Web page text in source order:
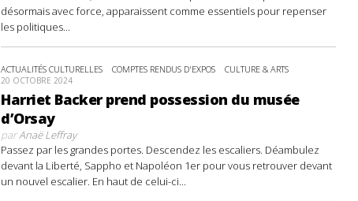
désormais avec force, apparaissent comme essentiels pour repenser
les politiques...
ACTUALITÉS CULTURELLES COMPTES RENDUS D'EXPOS CULTURE & ARTS
20 OCTOBRE 2024
Harriet Backer prend possession du musée
d’Orsay
parAnaë Leffray
Passez par les grandes portes. Descendez les escaliers. Déambulez
devant la Liberté, Sappho et Napoléon 1er pour vous retrouver devant
un nouvel escalier. En haut de celui-ci...